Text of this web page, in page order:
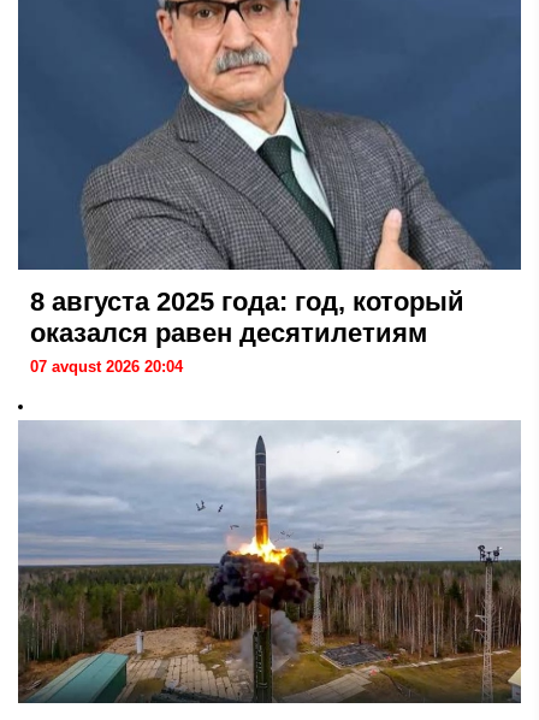
8 августа 2025 года: год, который
оказался равен десятилетиям
07 avqust 2026 20:04